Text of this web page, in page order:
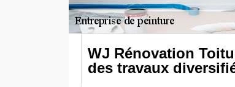
WJ Rénovation
des travaux